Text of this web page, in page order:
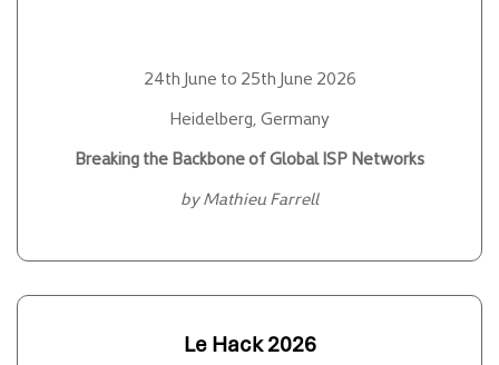
24th June to 25th June 2026
Heidelberg, Germany
Breaking the Backbone of Global ISP Networks
by Mathieu Farrell
Le Hack 2026